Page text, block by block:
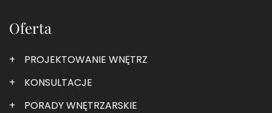
Oferta
PROJEKTOWANIE WNĘTRZ
KONSULTACJE
PORADY WNĘTRZARSKIE